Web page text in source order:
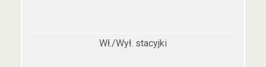
Wł./Wył. stacyjki